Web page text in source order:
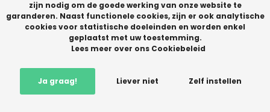
Vikingchoice.nl - Scherpe prijzen! Ruime keuze9.2- Trusted
zijn nodig om de goede werking van onze website te
garanderen. Naast functionele cookies, zijn er ook analytische
cookies voor statistische doeleinden en worden enkel
geplaatst met uw toestemming.
Lees meer over ons Cookiebeleid
Ja graag! Liever niet Zelf instellen